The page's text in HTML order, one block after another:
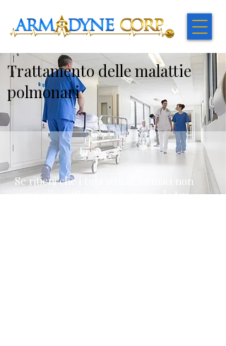
Trattamento delle malattie
polmonari
Se ritieni che i tuoi attuali farmaci non
siano più sufficienti per curare la tua